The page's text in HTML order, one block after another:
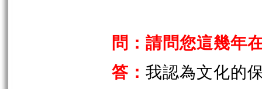
問：請問您這幾年
答： 我認為文化的